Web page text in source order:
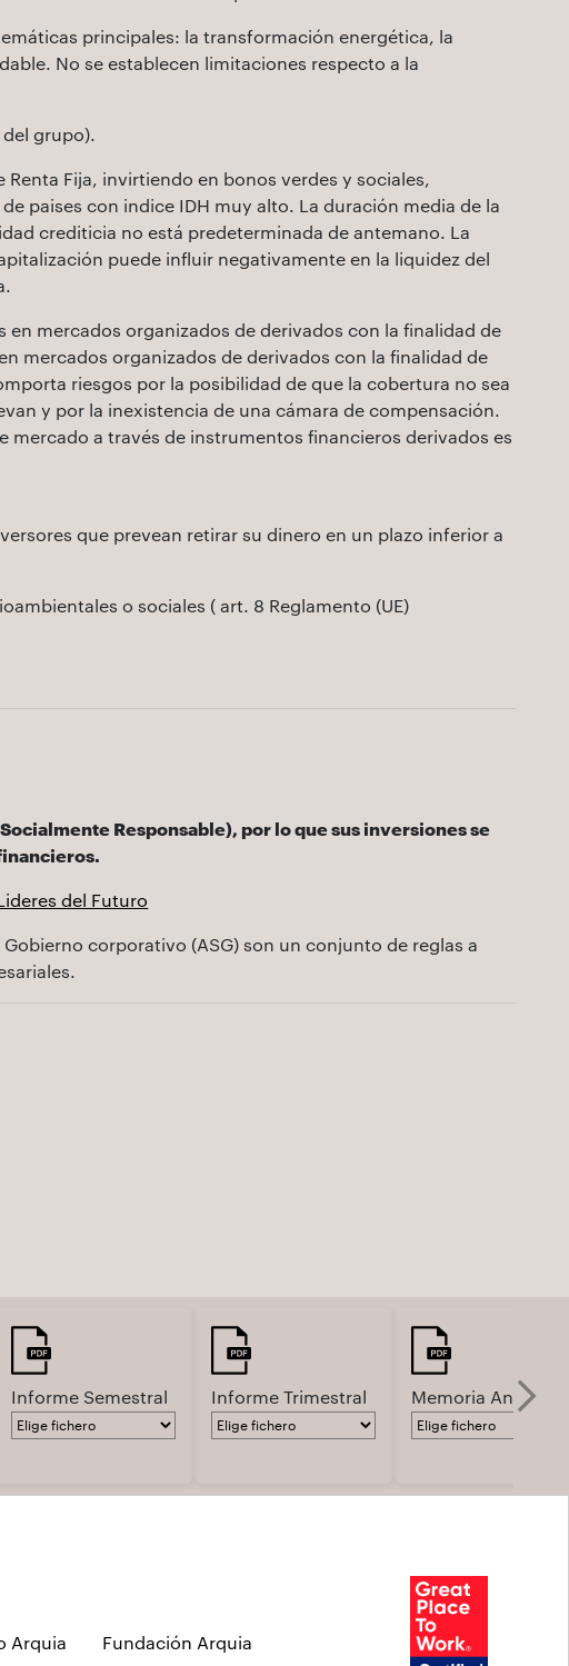
principales: la transformación energética, la
No se establecen limitaciones respecto a la
grupo).
Fija, invirtiendo en bonos verdes y sociales,
paises con indice IDH muy alto. La duración media de la
crediticia no está predeterminada de antemano. La
puede influir negativamente en la liquidez del
mercados organizados de derivados con la finalidad de
mercados organizados de derivados con la finalidad de
riesgos por la posibilidad de que la cobertura no sea
y por la inexistencia de una cámara de compensación.
mercado a través de instrumentos financieros derivados es
que prevean retirar su dinero en un plazo inferior a
o sociales ( art. 8 Reglamento (UE)
Responsable), por lo que sus inversiones se
del Futuro
corporativo (ASG) son un conjunto de reglas a
Informe Semestral Informe Trimestral Memoria Anual
Arquia Fundación Arquia